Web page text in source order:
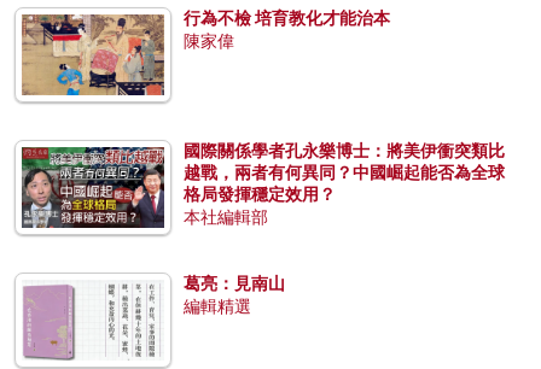
行為不檢 培育教化才能治本
陳家偉
國際關係學者孔永樂博士：將美伊衝突類比
越戰，兩者有何異同？中國崛起能否為全球
格局發揮穩定效用？
本社編輯部
葛亮：見南山
編輯精選